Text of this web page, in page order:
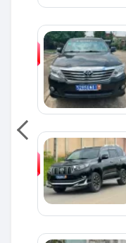
SPÉCIAL